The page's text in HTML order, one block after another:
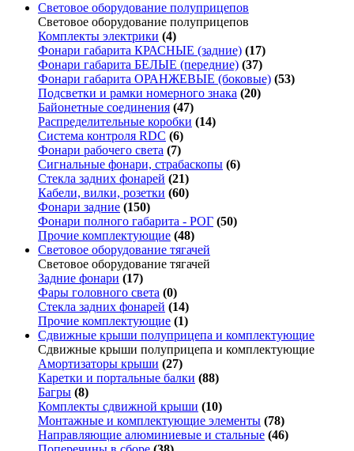
Световое оборудование полуприцепов
Световое оборудование полуприцепов
Комплекты электрики (4)
Фонари габарита КРАСНЫЕ (задние) (17)
Фонари габарита БЕЛЫЕ (передние) (37)
Фонари габарита ОРАНЖЕВЫЕ (боковые) (53)
Подсветки и рамки номерного знака (20)
Байонетные соединения (47)
Распределительные коробки (14)
Система контроля RDC (6)
Фонари рабочего света (7)
Сигнальные фонари, страбаскопы (6)
Стекла задних фонарей (21)
Кабели, вилки, розетки (60)
Фонари задние (150)
Фонари полного габарита - РОГ (50)
Прочие комплектующие (48)
Световое оборудование тягачей
Световое оборудование тягачей
Задние фонари (17)
Фары головного света (0)
Стекла задних фонарей (14)
Прочие комплектующие (1)
Сдвижные крыши полуприцепа и комплектующие
Сдвижные крыши полуприцепа и комплектующие
Амортизаторы крыши (27)
Каретки и портальные балки (88)
Багры (8)
Комплекты сдвижной крыши (10)
Монтажные и комплектующие элементы (78)
Направляющие алюминиевые и стальные (46)